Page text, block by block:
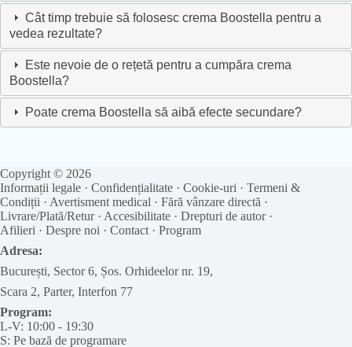
Cât timp trebuie să folosesc crema Boostella pentru a
vedea rezultate?
Este nevoie de o rețetă pentru a cumpăra crema
Boostella?
Poate crema Boostella să aibă efecte secundare?
Copyright © 2026
Informații legale · Confidențialitate · Cookie-uri · Termeni &
Condiții · Avertisment medical · Fără vânzare directă ·
Livrare/Plată/Retur· Accesibilitate · Drepturi de autor·
Afilieri · Despre noi · Contact · Program
Adresa:
București, Sector 6, Șos. Orhideelor nr. 19,
Scara 2, Parter, Interfon 77
Program:
L-V: 10:00 - 19:30
S: Pe bază de programare